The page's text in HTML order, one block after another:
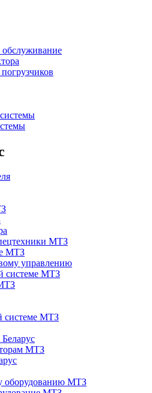
МТЗ
МТЗ
управлению
системе МТЗ
системе МТЗ
МТЗ
оборудованию МТЗ